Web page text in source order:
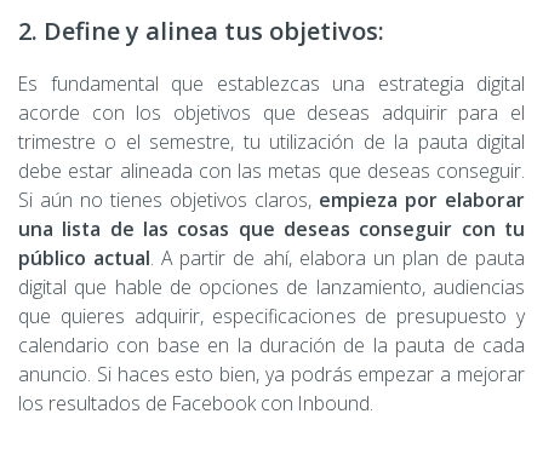
2. Define y alinea tus objetivos:
Es fundamental que establezcas una estrategia digital
acorde con los objetivos que deseas adquirir para el
trimestre o el semestre, tu utilización de la pauta digital
debe estar alineada con las metas que deseas conseguir.
Si aún no tienes objetivos claros, empieza por elaborar
una lista de las cosas que deseas conseguir con tu
público actual. A partir de ahí, elabora un plan de pauta
digital que hable de opciones de lanzamiento, audiencias
que quieres adquirir, especificaciones de presupuesto y
calendario con base en la duración de la pauta de cada
anuncio. Si haces esto bien, ya podrás empezar a mejorar
los resultados de Facebook con Inbound.